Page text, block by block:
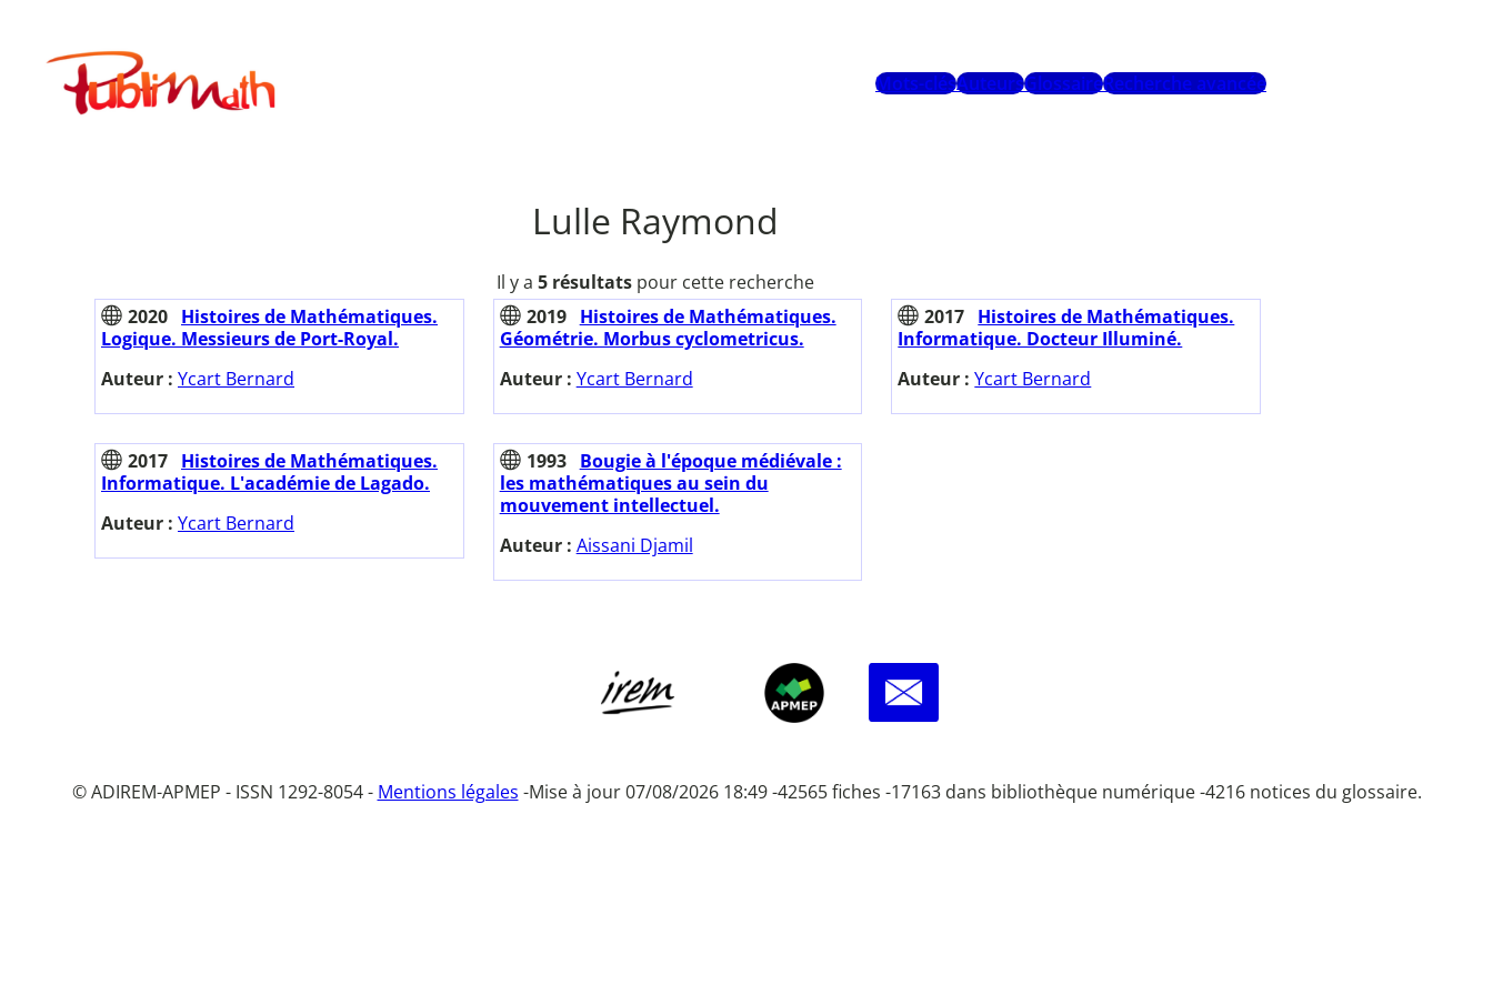
contenuPublimath
Mots-clésAuteursGlossaireRecherche avancée
Lulle Raymond
Il y a 5 résultats pour cette recherche
2020 Histoires de Mathématiques.
Logique. Messieurs de Port-Royal.
Auteur : Ycart Bernard
2019
Histoires de Mathématiques.
Géométrie. Morbus cyclometricus.
Auteur : Ycart Bernard
2017 Histoires de Mathématiques.
Informatique. Docteur Illuminé.
Auteur :Ycart Bernard
2017 Histoires de Mathématiques.
Informatique. L'académie de Lagado.
Auteur : Ycart Bernard
1993
Bougie à l'époque médiévale :
les mathématiques au sein du
mouvement intellectuel.
Auteur : Aissani Djamil
© ADIREM-APMEP - ISSN 1292-8054 - Mentions légales -Mise à jour 07/08/2026 18:49 -42565 fiches -17163 dans bibliothèque numérique -4216 notices du glossaire.